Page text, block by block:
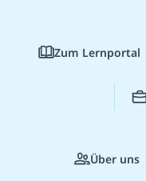
Zum Lernportal
Über uns